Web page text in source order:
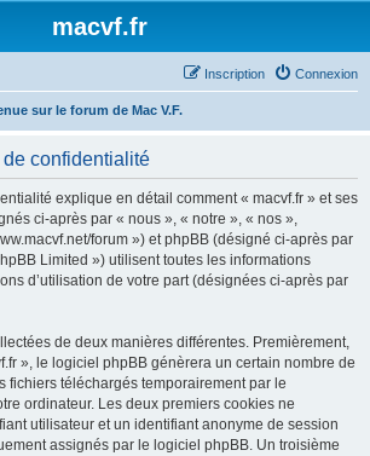
macvf.fr
Connexion
Inscription
sur le forum de Mac V.F.
confidentialité
explique en détail comment « macvf.fr » et ses
ci-après par « nous », « notre », « nos »,
forum ») et phpBB (désigné ci-après par
Limited ») utilisent toutes les informations
d’utilisation de votre part (désignées ci-après par
de deux manières différentes. Premièrement,
», le logiciel phpBB génèrera un certain nombre de
fichiers téléchargés temporairement par le
ordinateur. Les deux premiers cookies ne
utilisateur et un identifiant anonyme de session
assignés par le logiciel phpBB. Un troisième